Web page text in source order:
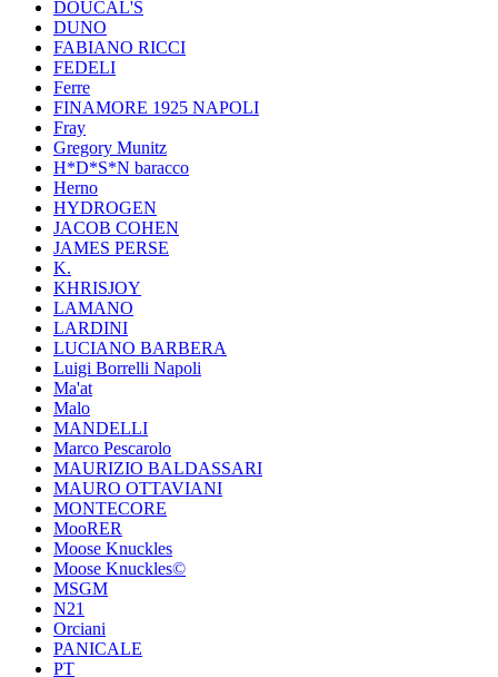
DOUCAL'S
DUNO
FABIANO RICCI
FEDELI
Ferre
FINAMORE 1925 NAPOLI
Fray
Gregory Munitz
H*D*S*N baracco
Herno
HYDROGEN
JACOB COHEN
JAMES PERSE
K.
KHRISJOY
LAMANO
LARDINI
LUCIANO BARBERA
Luigi Borrelli Napoli
Ma'at
Malo
MANDELLI
Marco Pescarolo
MAURIZIO BALDASSARI
MAURO OTTAVIANI
MONTECORE
MooRER
Moose Knuckles
Moose Knuckles©️
MSGM
N21
Orciani
PANICALE
PT